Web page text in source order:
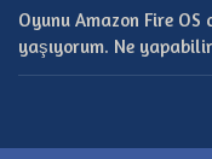
Oyunu Amazon Fire
yaşıyorum. Ne